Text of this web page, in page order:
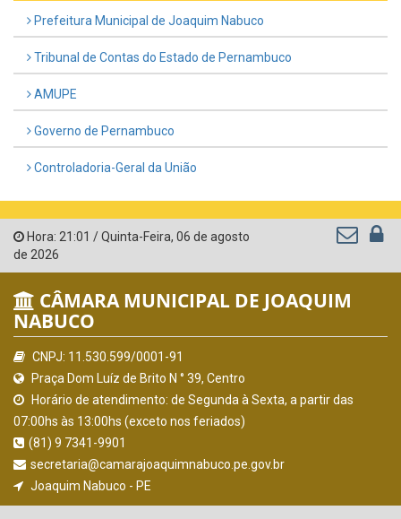
Prefeitura Municipal de Joaquim Nabuco
Tribunal de Contas do Estado de Pernambuco
AMUPE
Governo de Pernambuco
Controladoria-Geral da União
Hora: 21:01 /Quinta-Feira, 06 de agosto
de 2026
CÂMARA MUNICIPAL DE JOAQUIM
NABUCO
CNPJ: 11.530.599/0001-91
Praça Dom Luíz de Brito N ° 39, Centro
Horário de atendimento: de Segunda à Sexta, a partir das
07:00hs às 13:00hs (exceto nos feriados)
(81) 9 7341-9901
secretaria@camarajoaquimnabuco.pe.gov.br
Joaquim Nabuco - PE